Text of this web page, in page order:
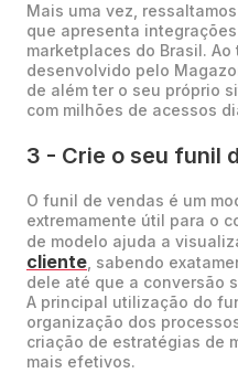
Mais uma vez,
que apresenta
marketplaces do Brasil. Ao
desenvolvido pelo
de além ter o seu próprio
com milhões de acessos
3 - Crie o seu funil
O funil de vendas é um
extremamente útil para o
de modelo ajuda a
cliente , sabendo
dele até que a conversão
A principal utilização do
organização dos
criação de estratégias de
mais efetivos.